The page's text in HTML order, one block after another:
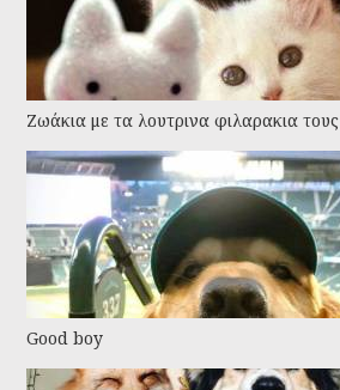
Ζωάκια με τα λουτρινα φιλαρακια τους
Good boy